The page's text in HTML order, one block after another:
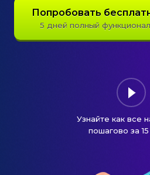
Попробовать
5 дней полный функционал
Узнайте как все
пошагово за